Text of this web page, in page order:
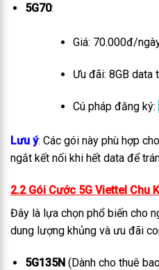
5G70:
Giá: 70.000đ/
Ưu đãi: 8GB data
Cú pháp đăng ký:
Lưu ý: Các gói này phù hợp
ngắt kết nối khi hết data để
2.2 Gói Cước 5G Viettel Chu
Đây là lựa chọn phổ biến cho
dung lượng khủng và ưu đãi
5G135N(Dành cho thuê